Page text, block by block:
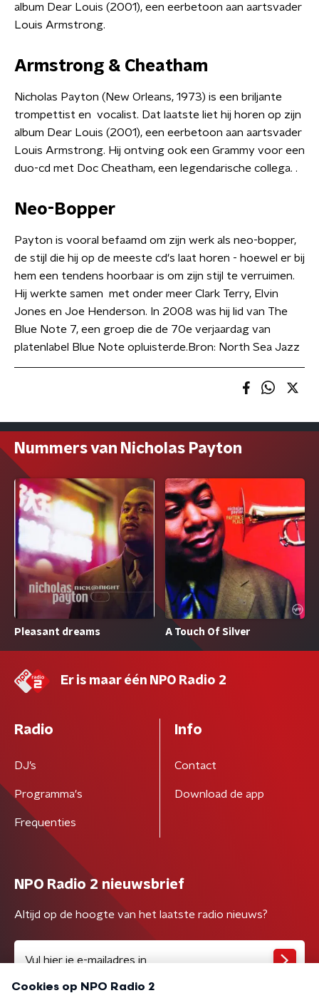
album Dear Louis (2001), een eerbetoon aan aartsvader
Louis Armstrong.
Armstrong & Cheatham
Nicholas Payton (New Orleans, 1973) is een briljante
trompettist en vocalist. Dat laatste liet hij horen op zijn
album Dear Louis (2001), een eerbetoon aan aartsvader
Louis Armstrong. Hij ontving ook een Grammy voor een
duo-cd met Doc Cheatham, een legendarische collega. .
Neo-Bopper
Payton is vooral befaamd om zijn werk als neo-bopper,
de stijl die hij op de meeste cd's laat horen - hoewel er bij
hem een tendens hoorbaar is om zijn stijl te verruimen.
Hij werkte samen met onder meer Clark Terry, Elvin
Jones en Joe Henderson. In 2008 was hij lid van The
Blue Note 7, een groep die de 70e verjaardag van
platenlabel Blue Note opluisterde.Bron: North Sea Jazz
Nummers van Nicholas Payton
Pleasant dreams A Touch Of Silver
Er is maar één NPO Radio 2
Radio
DJ’s
Programma's
Frequenties
Info
Contact
Download de app
NPO Radio 2 nieuwsbrief
Altijd op de hoogte van het laatste radio nieuws?